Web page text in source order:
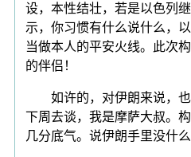
设，本性结壮，若是以色列
示，你习惯有什么说什么，
当做本人的平安火线。此次
的伴侣！
如许的，对伊朗来说，也
下周去谈，我是摩萨大叔。
几分底气。说伊朗手里没什么